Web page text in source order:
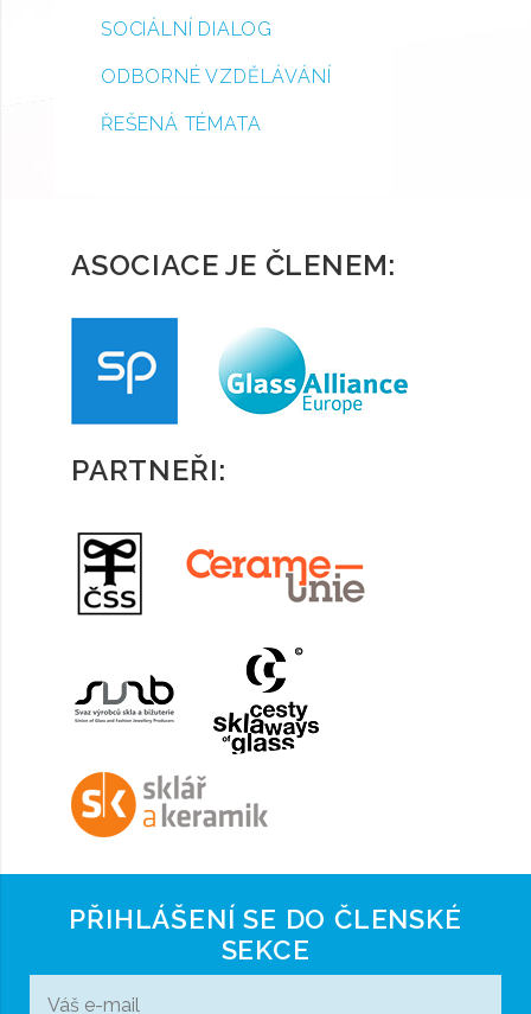
SOCIÁLNÍ DIALOG
ODBORNÉ VZDĚLÁVÁNÍ
ŘEŠENÁ TÉMATA
ASOCIACE JE ČLENEM:
PARTNEŘI:
PŘIHLÁŠENÍ SE DO ČLENSKÉ
SEKCE